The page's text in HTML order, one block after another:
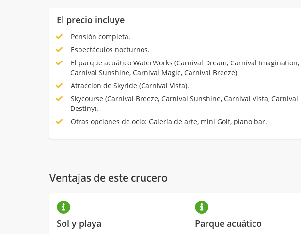
El precio incluye
Pensión completa.
Espectáculos nocturnos.
El parque acuático WaterWorks (Carnival Dream, Carnival Imagination,
Carnival Sunshine, Carnival Magic, Carnival Breeze).
Atracción de Skyride (Carnival Vista).
Skycourse (Carnival Breeze, Carnival Sunshine, Carnival Vista, Carnival
Destiny).
Otras opciones de ocio: Galería de arte, mini Golf, piano bar.
Ventajas de este crucero
Sol y playa Parque acuático